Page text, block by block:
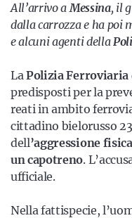
All’arrivo aMessina, il
dalla carrozza e ha poi
e alcuni agenti della
LaPolizia Ferroviaria
predisposti per la
reati in ambito
cittadino bielorusso
dell’aggressione
un capotreno.
ufficiale.
Nella fattispecie,